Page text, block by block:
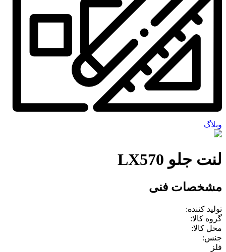
وبلاگ
لنت جلو LX570
مشخصات فنی
تولید کننده:
گروه کالا:
محل کالا:
جنس:
فلز